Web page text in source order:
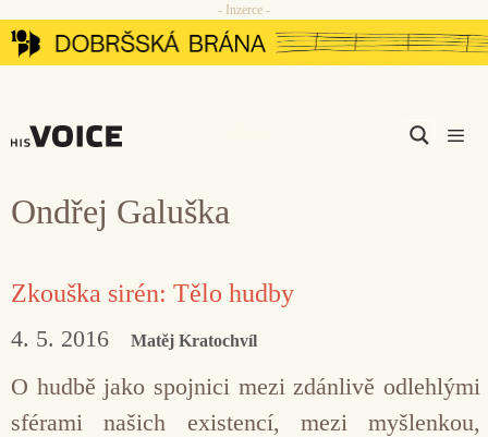
Přeskočit
na
- Inzerce -
Ondřej Galuška
Zkouška sirén: Tělo hudby
4. 5. 2016 Matěj Kratochvíl
O hudbě jako spojnici mezi zdánlivě odlehlými
sférami našich existencí, mezi myšlenkou,